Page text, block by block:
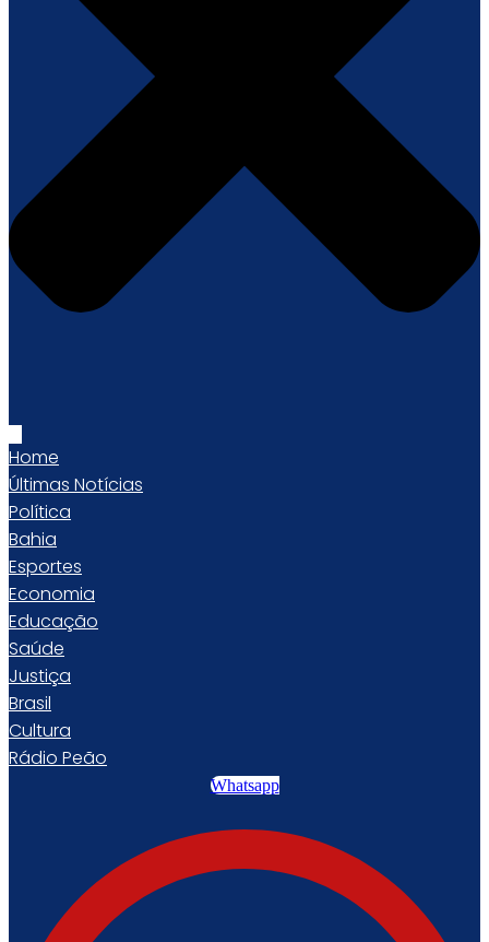
Home
Últimas Notícias
Política
Bahia
Esportes
Economia
Educação
Saúde
Justiça
Brasil
Cultura
Rádio Peão
Whatsapp